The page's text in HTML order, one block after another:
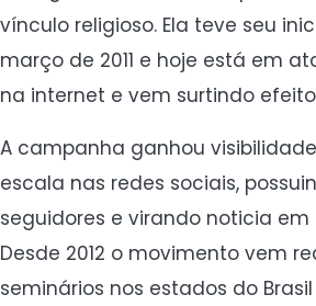
vínculo religioso. Ela teve seu
março de 2011 e hoje está em
na internet e vem surtindo
A campanha ganhou
escala nas redes sociais,
seguidores e virando noticia em
Desde 2012 o movimento vem
seminários nos estados do